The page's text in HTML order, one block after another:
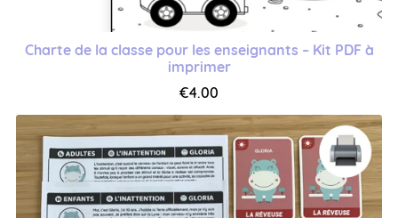
Charte de la classe pour les enseignants – Kit PDF à
imprimer
€4.00